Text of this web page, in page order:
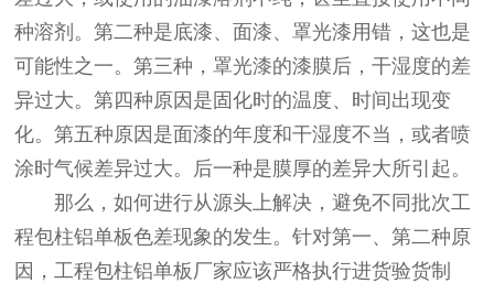
种溶剂。第二种是底漆、面漆、罩光漆用错，这也是
可能性之一。第三种，罩光漆的漆膜后，干湿度的差
异过大。第四种原因是固化时的温度、时间出现变
化。第五种原因是面漆的年度和干湿度不当，或者喷
涂时气候差异过大。后一种是膜厚的差异大所引起。
那么，如何进行从源头上解决，避免不同批次工
程包柱铝单板色差现象的发生。针对第一、第二种原
因，工程包柱铝单板厂家应该严格执行进货验货制